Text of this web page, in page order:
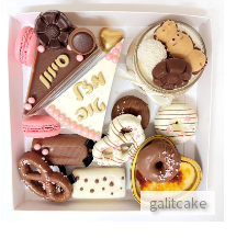
galitcake
מארז מתוקים לפיקניק
התקשר/י